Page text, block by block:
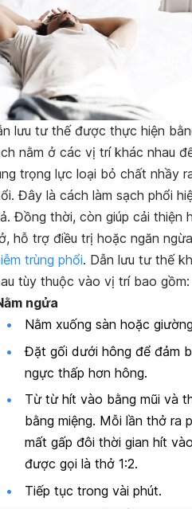
lưu tư thế được thực hiện
nằm ở các vị trí khác nhau
trọng lực loại bỏ chất nhầy
Đây là cách làm sạch phổi
Đồng thời, còn giúp cải thiện
hỗ trợ điều trị hoặc ngăn ngừa
trùng phổi. Dẫn lưu tư thế
tùy thuộc vào vị trí bao gồm:
ngửa
Nằm xuống sàn hoặc
Đặt gối dưới hông để đảm
ngực thấp hơn hông.
Từ từ hít vào bằng mũi và
bằng miệng. Mỗi lần thở ra
mất gấp đôi thời gian hít
được gọi là thở 1:2.
Tiếp tục trong vài phút.